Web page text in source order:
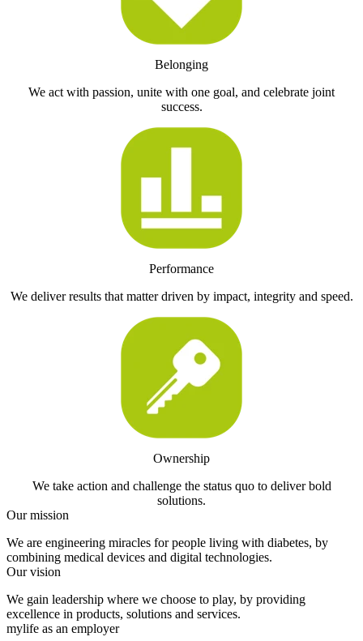
Belonging
We act with passion, unite with one goal, and celebrate joint
success.
Performance
We deliver results that matter driven by impact, integrity and speed.
Ownership
We take action and challenge the status quo to deliver bold
solutions.
Our mission
We are engineering miracles for people living with diabetes, by
combining medical devices and digital technologies.
Our vision
We gain leadership where we choose to play, by providing
excellence in products, solutions and services.
mylife as an employer